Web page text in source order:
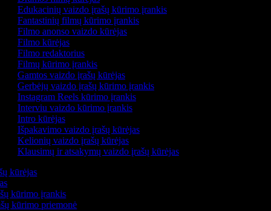
Edukacinių vaizdo įrašų kūrimo įrankis
Fantastinių filmų kūrimo įrankis
Filmo anonso vaizdo kūrėjas
Filmo kūrėjas
Filmo redaktorius
Filmų kūrimo įrankis
Gamtos vaizdo įrašų kūrėjas
Gerbėjų vaizdo įrašų kūrimo įrankis
Instagram Reels kūrimo įrankis
Interviu vaizdo kūrimo įrankis
Intro kūrėjas
Išpakavimo vaizdo įrašų kūrėjas
Kelionių vaizdo įrašų kūrėjas
Klausimų ir atsakymų vaizdo įrašų kūrėjas
kūrėjas
kūrimo įrankis
kūrimo priemonė